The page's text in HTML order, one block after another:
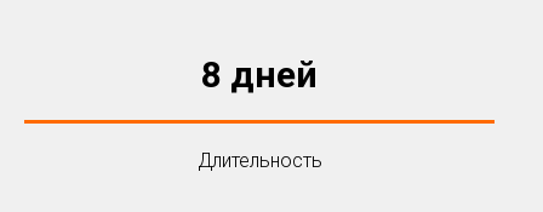
8 дней
Длительность